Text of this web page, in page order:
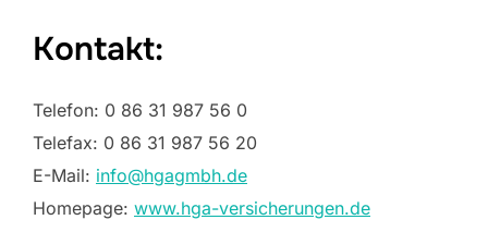
Kontakt:
Telefon: 0 86 31 987 56 0
Telefax: 0 86 31 987 56 20
E-Mail: info@hgagmbh.de
Homepage: www.hga-versicherungen.de